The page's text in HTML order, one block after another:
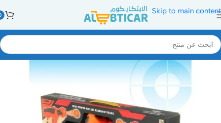
Skip to main content